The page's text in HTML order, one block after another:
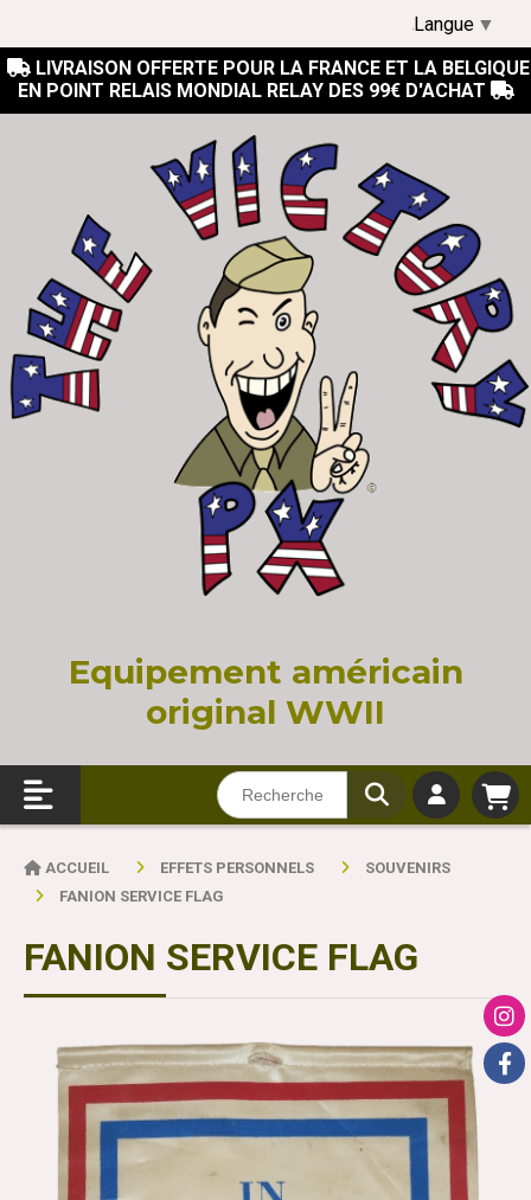
 LIVRAISON OFFERTE POUR LA FRANCE ET LA BELGIQUE
EN POINT RELAIS MONDIAL RELAY DES 99€ D'ACHAT 
Equipement américain
original WWII
ACCUEIL EFFETS PERSONNELS
SOUVENIRS
FANION SERVICE FLAG
FANION SERVICE FLAG
Langue ▼